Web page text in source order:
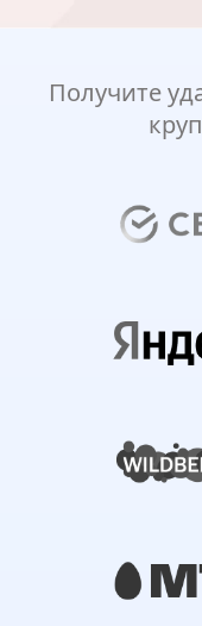
Получите